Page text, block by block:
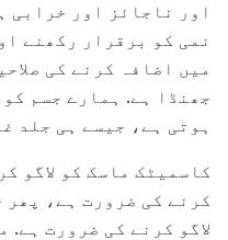
اور ناجائز اور خرابی
نمی کو برقرار رکھنے
میں اضافہ کرنے کی
جھنڈا ہے. ہمارے جسم
ہوتی ہے، جیسے ہی جلد
کاسمیٹک ماسک کو لاگو
کرنے کی ضرورت ہے، پھر
لاگو کرنے کی ضرورت